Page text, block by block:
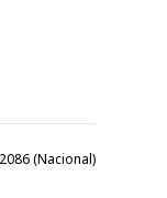
(Nacional)